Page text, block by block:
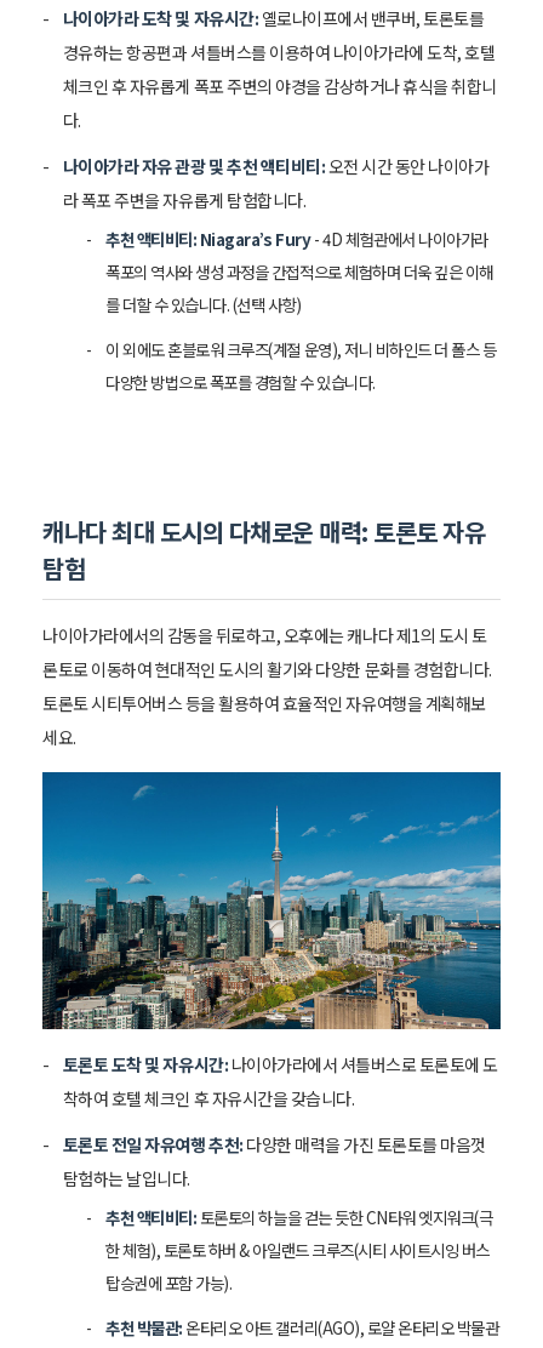
나이아가라 도착 및 자유시간: 옐로나이프에서 밴쿠버, 토론토를
경유하는 항공편과 셔틀버스를 이용하여 나이아가라에 도착, 호텔
체크인 후 자유롭게 폭포 주변의 야경을 감상하거나 휴식을 취합니
다.
나이아가라 자유 관광 및 추천 액티비티:오전 시간 동안 나이아가
라 폭포 주변을 자유롭게 탐험합니다.
추천 액티비티: Niagara’s Fury- 4D 체험관에서 나이아가라
폭포의 역사와 생성 과정을 간접적으로 체험하며 더욱 깊은 이해
를 더할 수 있습니다. (선택 사항)
이 외에도 혼블로워 크루즈(계절 운영), 저니 비하인드 더 폴스 등
다양한 방법으로 폭포를 경험할 수 있습니다.
캐나다 최대 도시의 다채로운 매력: 토론토 자유
탐험
나이아가라에서의 감동을 뒤로하고, 오후에는 캐나다 제1의 도시 토
론토로 이동하여 현대적인 도시의 활기와 다양한 문화를 경험합니다.
토론토 시티투어버스 등을 활용하여 효율적인 자유여행을 계획해보
세요.
토론토 도착 및 자유시간: 나이아가라에서 셔틀버스로 토론토에 도
착하여 호텔 체크인 후 자유시간을 갖습니다.
토론토 전일 자유여행 추천: 다양한 매력을 가진 토론토를 마음껏
탐험하는 날입니다.
추천 액티비티: 토론토의 하늘을 걷는 듯한 CN타워 엣지워크(극
한 체험), 토론토 하버 & 아일랜드 크루즈(시티 사이트시잉 버스
탑승권에 포함 가능).
추천 박물관: 온타리오 아트 갤러리(AGO), 로얄 온타리오 박물관